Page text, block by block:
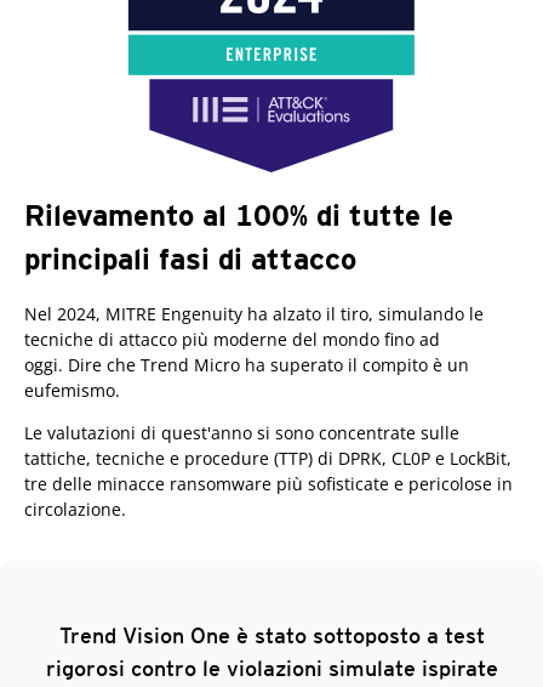
Rilevamento al 100% di tutte le
principali fasi di attacco
Nel 2024, MITRE Engenuity ha alzato il tiro, simulando le
tecniche di attacco più moderne del mondo fino ad
oggi. Dire che Trend Micro ha superato il compito è un
eufemismo.
Le valutazioni di quest'anno si sono concentrate sulle
tattiche, tecniche e procedure (TTP) di DPRK, CL0P e LockBit,
tre delle minacce ransomware più sofisticate e pericolose in
circolazione.
Trend Vision One è stato sottoposto a test
rigorosi contro le violazioni simulate ispirate